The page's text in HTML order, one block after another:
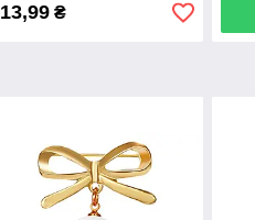
13,99₴